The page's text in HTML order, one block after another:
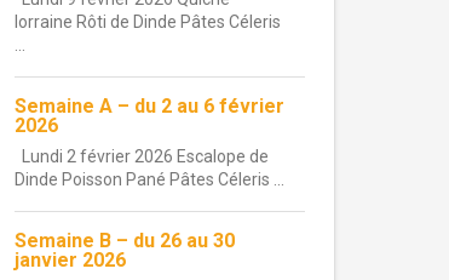
lorraine Rôti de Dinde Pâtes Céleris
Semaine A – du 2 au 6 février
2026
Lundi 2 février 2026 Escalope de
Dinde Poisson Pané Pâtes Céleris ...
Semaine B – du 26 au 30
janvier 2026